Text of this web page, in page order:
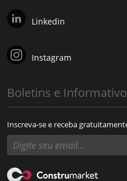
Linkedin
Instagram
Boletins e
Inscreva-se e receba